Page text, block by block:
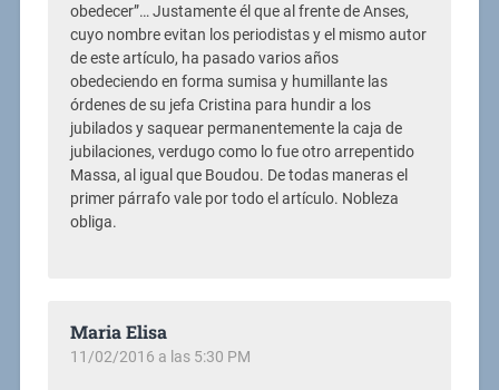
obedecer”… Justamente él que al frente de Anses,
cuyo nombre evitan los periodistas y el mismo autor
de este artículo, ha pasado varios años
obedeciendo en forma sumisa y humillante las
órdenes de su jefa Cristina para hundir a los
jubilados y saquear permanentemente la caja de
jubilaciones, verdugo como lo fue otro arrepentido
Massa, al igual que Boudou. De todas maneras el
primer párrafo vale por todo el artículo. Nobleza
obliga.
Maria Elisa
11/02/2016 a las 5:30 PM